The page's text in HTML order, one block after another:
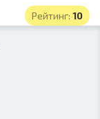
Рейтинг: 10